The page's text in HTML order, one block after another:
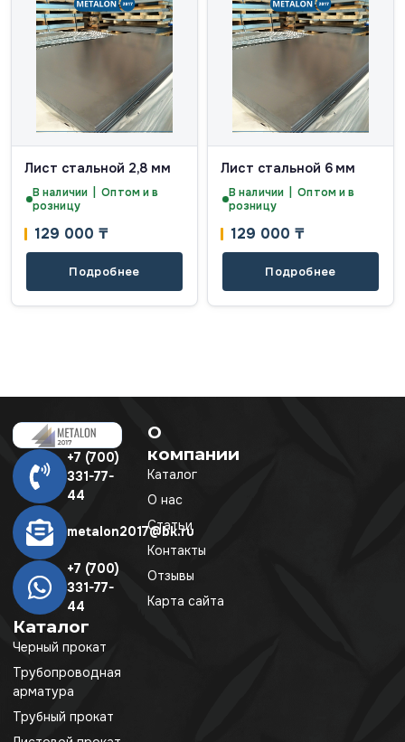
Лист стальной 2,8 мм
В наличии | Оптом и в
розницу
129 000 ₸
Подробнее
Лист стальной 6 мм
В наличии | Оптом и в
розницу
129 000 ₸
Подробнее
+7 (700)
331-77-
44
metalon2017@bk.ru
+7 (700)
331-77-
44
Каталог
Черный прокат
Трубопроводная
арматура
Трубный прокат
О
компании
Каталог
О нас
Статьи
Контакты
Отзывы
Карта сайта